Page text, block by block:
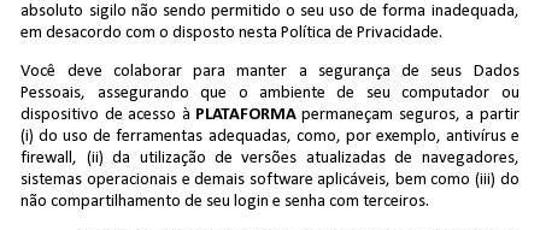
absoluto sigilo não sendo permitido o seu uso de forma inadequada,
em desacordo com o disposto nesta Política de Privacidade.
Você deve colaborar para manter a segurança de seus Dados
Pessoais, assegurando que o ambiente de seu computador ou
dispositivo de acesso à PLATAFORMA permaneçam seguros, a partir
(i) do uso de ferramentas adequadas, como, por exemplo, antivírus e
firewall, (ii) da utilização de versões atualizadas de navegadores,
sistemas operacionais e demais software aplicáveis, bem como (iii) do
não compartilhamento de seu login e senha com terceiros.